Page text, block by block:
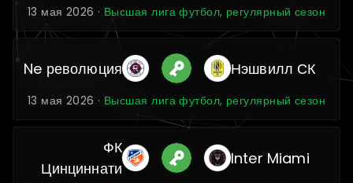
13 мая 2026 · Высшая лига футбол, регулярный сезон
Ne революция Нэшвилл СК
13 мая 2026 · Высшая лига футбол, регулярный сезон
ФК
Цинциннати
Inter Miami